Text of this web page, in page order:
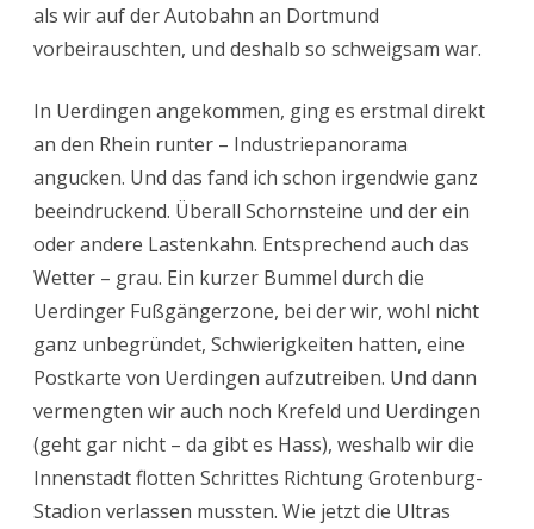
als wir auf der Autobahn an Dortmund
vorbeirauschten, und deshalb so schweigsam war.
In Uerdingen angekommen, ging es erstmal direkt
an den Rhein runter – Industriepanorama
angucken. Und das fand ich schon irgendwie ganz
beeindruckend. Überall Schornsteine und der ein
oder andere Lastenkahn. Entsprechend auch das
Wetter – grau. Ein kurzer Bummel durch die
Uerdinger Fußgängerzone, bei der wir, wohl nicht
ganz unbegründet, Schwierigkeiten hatten, eine
Postkarte von Uerdingen aufzutreiben. Und dann
vermengten wir auch noch Krefeld und Uerdingen
(geht gar nicht – da gibt es Hass), weshalb wir die
Innenstadt flotten Schrittes Richtung Grotenburg-
Stadion verlassen mussten. Wie jetzt die Ultras